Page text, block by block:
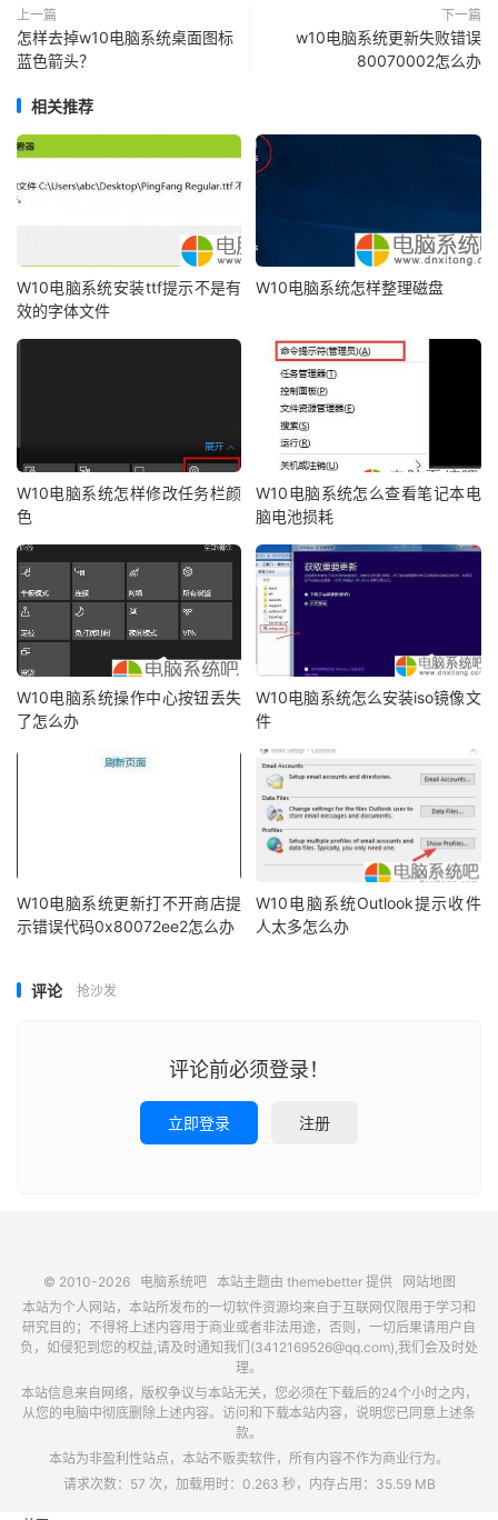
上一篇
怎样去掉w10电脑系统桌面图标
蓝色箭头？
下一篇
w10电脑系统更新失败错误
80070002怎么办
相关推荐
W10电脑系统安装ttf提示不是有
效的字体文件
W10电脑系统怎样整理磁盘
W10电脑系统怎样修改任务栏颜
色
W10电脑系统怎么查看笔记本电
脑电池损耗
W10电脑系统操作中心按钮丢失
了怎么办
W10电脑系统怎么安装iso镜像文
件
W10电脑系统更新打不开商店提
示错误代码0x80072ee2怎么办
W10电脑系统Outlook提示收件
人太多怎么办
评论 抢沙发
评论前必须登录！
立即登录 注册
© 2010-2026 电脑系统吧本站主题由 themebetter提供
网站地图
本站为个人网站，本站所发布的一切软件资源均来自于互联网仅限用于学习和
研究目的；不得将上述内容用于商业或者非法用途，否则，一切后果请用户自
负，如侵犯到您的权益,请及时通知我们(3412169526@qq.com),我们会及时处
理。
本站信息来自网络，版权争议与本站无关，您必须在下载后的24个小时之内，
从您的电脑中彻底删除上述内容。访问和下载本站内容，说明您已同意上述条
款。
本站为非盈利性站点，本站不贩卖软件，所有内容不作为商业行为。
请求次数：57 次，加载用时：0.263 秒，内存占用：35.59 MB